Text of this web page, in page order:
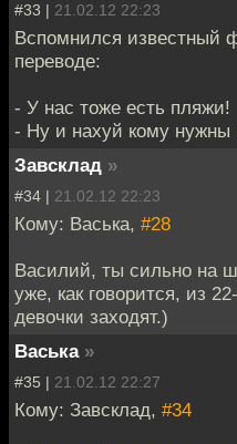
#33 | 21.02.12 22:23
Вспомнился известный
переводе:
- У нас тоже есть пляжи!
- Ну и нахуй кому
Завсклад »
#34 | 21.02.12 22:23
Кому: Васька, #28
Василий, ты сильно на
уже, как говорится, из
девочки заходят.)
Васька »
#35 | 21.02.12 22:27
Кому: Завсклад, #34